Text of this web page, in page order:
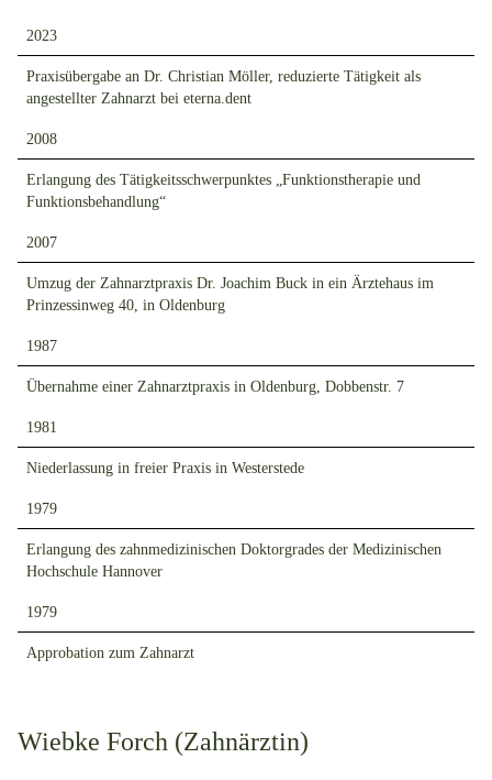
2023
Praxisübergabe an Dr. Christian Möller, reduzierte Tätigkeit als
angestellter Zahnarzt bei eterna.dent
2008
Erlangung des Tätigkeitsschwerpunktes „Funktionstherapie und
Funktionsbehandlung“
2007
Umzug der Zahnarztpraxis Dr. Joachim Buck in ein Ärztehaus im
Prinzessinweg 40, in Oldenburg
1987
Übernahme einer Zahnarztpraxis in Oldenburg, Dobbenstr. 7
1981
Niederlassung in freier Praxis in Westerstede
1979
Erlangung des zahnmedizinischen Doktorgrades der Medizinischen
Hochschule Hannover
1979
Approbation zum Zahnarzt
Wiebke Forch (Zahnärztin)